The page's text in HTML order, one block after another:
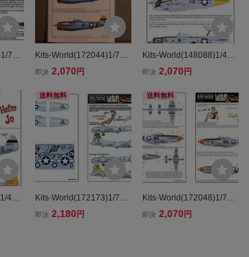
72
カー
48 P
Kits-World(172044)1/72
Republic P-47D Thunder
デカール
即決 2,070 円
送料無料
Kits-World(172173)1/72
B-17G 'Commando Chie
即決 2,180 円
Kits-World(148088)1/48
P-47N Thunderbolt 'Chat
即決 2,070 円
送料無料
Kits-World(172048)1/72
North-American P-51D M
即決 2,070 円